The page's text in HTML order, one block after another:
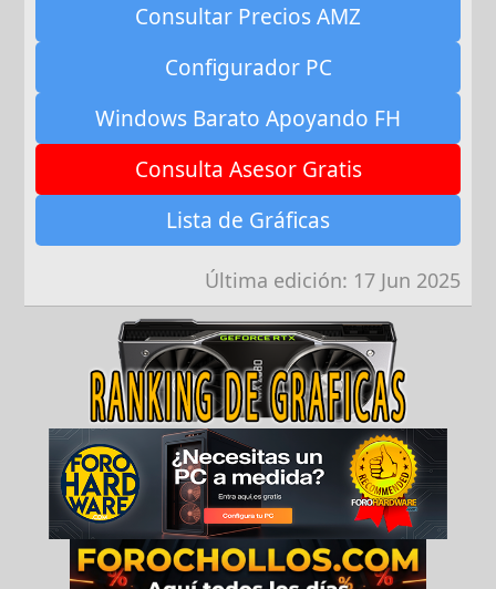
Consultar Precios AMZ
Configurador PC
Windows Barato Apoyando FH
Consulta Asesor Gratis
Lista de Gráficas
Última edición: 17 Jun 2025